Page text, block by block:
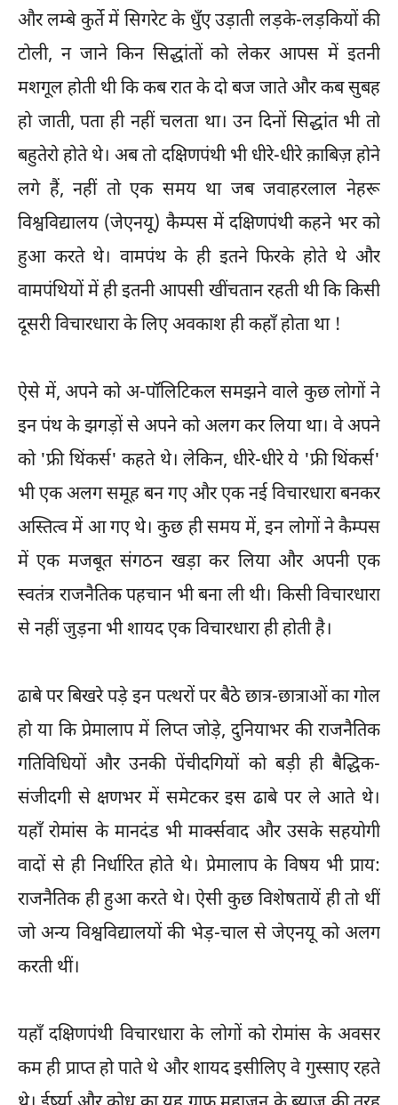
और लम्बे कुर्ते में सिगरेट के धुँए उड़ाती लड़के-लड़कियों की
टोली, न जाने किन सिद्धांतों को लेकर आपस में इतनी
मशगूल होती थी कि कब रात के दो बज जाते और कब सुबह
हो जाती, पता ही नहीं चलता था। उन दिनों सिद्धांत भी तो
बहुतेरो होते थे। अब तो दक्षिणपंथी भी धीरे-धीरे क़ाबिज़ होने
लगे हैं, नहीं तो एक समय था जब जवाहरलाल नेहरू
विश्वविद्यालय (जेएनयू) कैम्पस में दक्षिणपंथी कहने भर को
हुआ करते थे। वामपंथ के ही इतने फिरके होते थे और
वामपंथियों में ही इतनी आपसी खींचतान रहती थी कि किसी
दूसरी विचारधारा के लिए अवकाश ही कहाँ होता था !
ऐसे में, अपने को अ-पॉलिटिकल समझने वाले कुछ लोगों ने
इन पंथ के झगड़ों से अपने को अलग कर लिया था। वे अपने
को 'फ्री थिंकर्स' कहते थे। लेकिन, धीरे-धीरे ये 'फ्री थिंकर्स'
भी एक अलग समूह बन गए और एक नई विचारधारा बनकर
अस्तित्व में आ गए थे। कुछ ही समय में, इन लोगों ने कैम्पस
में एक मजबूत संगठन खड़ा कर लिया और अपनी एक
स्वतंत्र राजनैतिक पहचान भी बना ली थी। किसी विचारधारा
से नहीं जुड़ना भी शायद एक विचारधारा ही होती है।
ढाबे पर बिखरे पड़े इन पत्थरों पर बैठे छात्र-छात्राओं का गोल
हो या कि प्रेमालाप में लिप्त जोड़े, दुनियाभर की राजनैतिक
गतिविधियों और उनकी पेंचीदगियों को बड़ी ही बैद्धिक-
संजीदगी से क्षणभर में समेटकर इस ढाबे पर ले आते थे।
यहाँ रोमांस के मानदंड भी मार्क्सवाद और उसके सहयोगी
वादों से ही निर्धारित होते थे। प्रेमालाप के विषय भी प्राय:
राजनैतिक ही हुआ करते थे। ऐसी कुछ विशेषतायें ही तो थीं
जो अन्य विश्वविद्यालयों की भेड़-चाल से जेएनयू को अलग
करती थीं।
यहाँ दक्षिणपंथी विचारधारा के लोगों को रोमांस के अवसर
कम ही प्राप्त हो पाते थे और शायद इसीलिए वे गुस्साए रहते